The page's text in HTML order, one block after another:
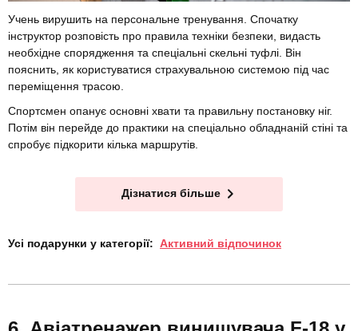
Учень вирушить на персональне тренування. Спочатку
інструктор розповість про правила техніки безпеки, видасть
необхідне спорядження та спеціальні скельні туфлі. Він
пояснить, як користуватися страхувальною системою під час
переміщення трасою.
Спортсмен опанує основні хвати та правильну постановку ніг.
Потім він перейде до практики на спеціально обладнаній стіні та
спробує підкорити кілька маршрутів.
Дізнатися більше
Усі подарунки у категорії: Активний відпочинок